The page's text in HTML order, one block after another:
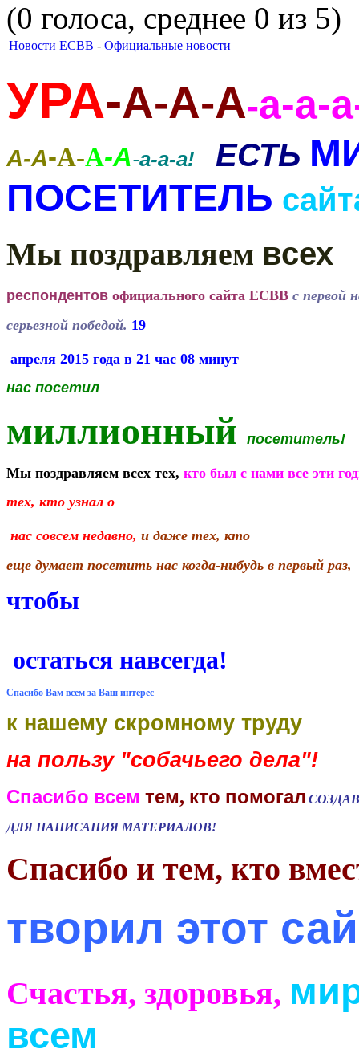
(0 голоса, среднее 0 из 5)
Новости ЕСВВ - Официальные новости
УРА-А-А-А-а-а-
А-А-А-А-А-а-а-а! ЕСТЬ
ПОСЕТИТЕЛЬ
Мы поздравляем всех
респондентов официального сайта ЕСВВ с первой
серьезной победой.
апреля 2015 года в 21 час 08 минут
нас посетил
миллионный посетитель!
Мы поздравляем всех тех, кто был с нами все эти
тех, кто узнал
нас совсем недавно, и даже тех, кто
еще думает посетить нас когда-нибудь в первый раз,
остаться навсегда!
Спасибо Вам всем за Ваш интерес
к нашему скромному труду
на пользу "собачьего дела"!
Спасибо всем тем, кто помогал
ДЛЯ НАПИСАНИЯ МАТЕРИАЛОВ!
Спасибо и тем, кто
творил этот
Счастья, здоровья,
всем